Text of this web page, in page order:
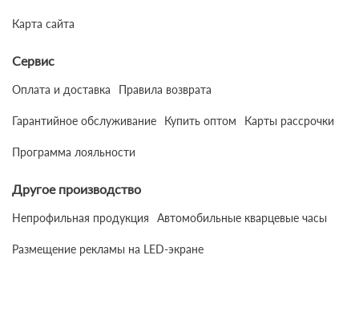
Карта сайта
Сервис
Оплата и доставка Правила возврата
Гарантийное обслуживание Купить оптом Карты рассрочки
Программа лояльности
Другое производство
Непрофильная продукция Автомобильные кварцевые часы
Размещение рекламы на LED-экране